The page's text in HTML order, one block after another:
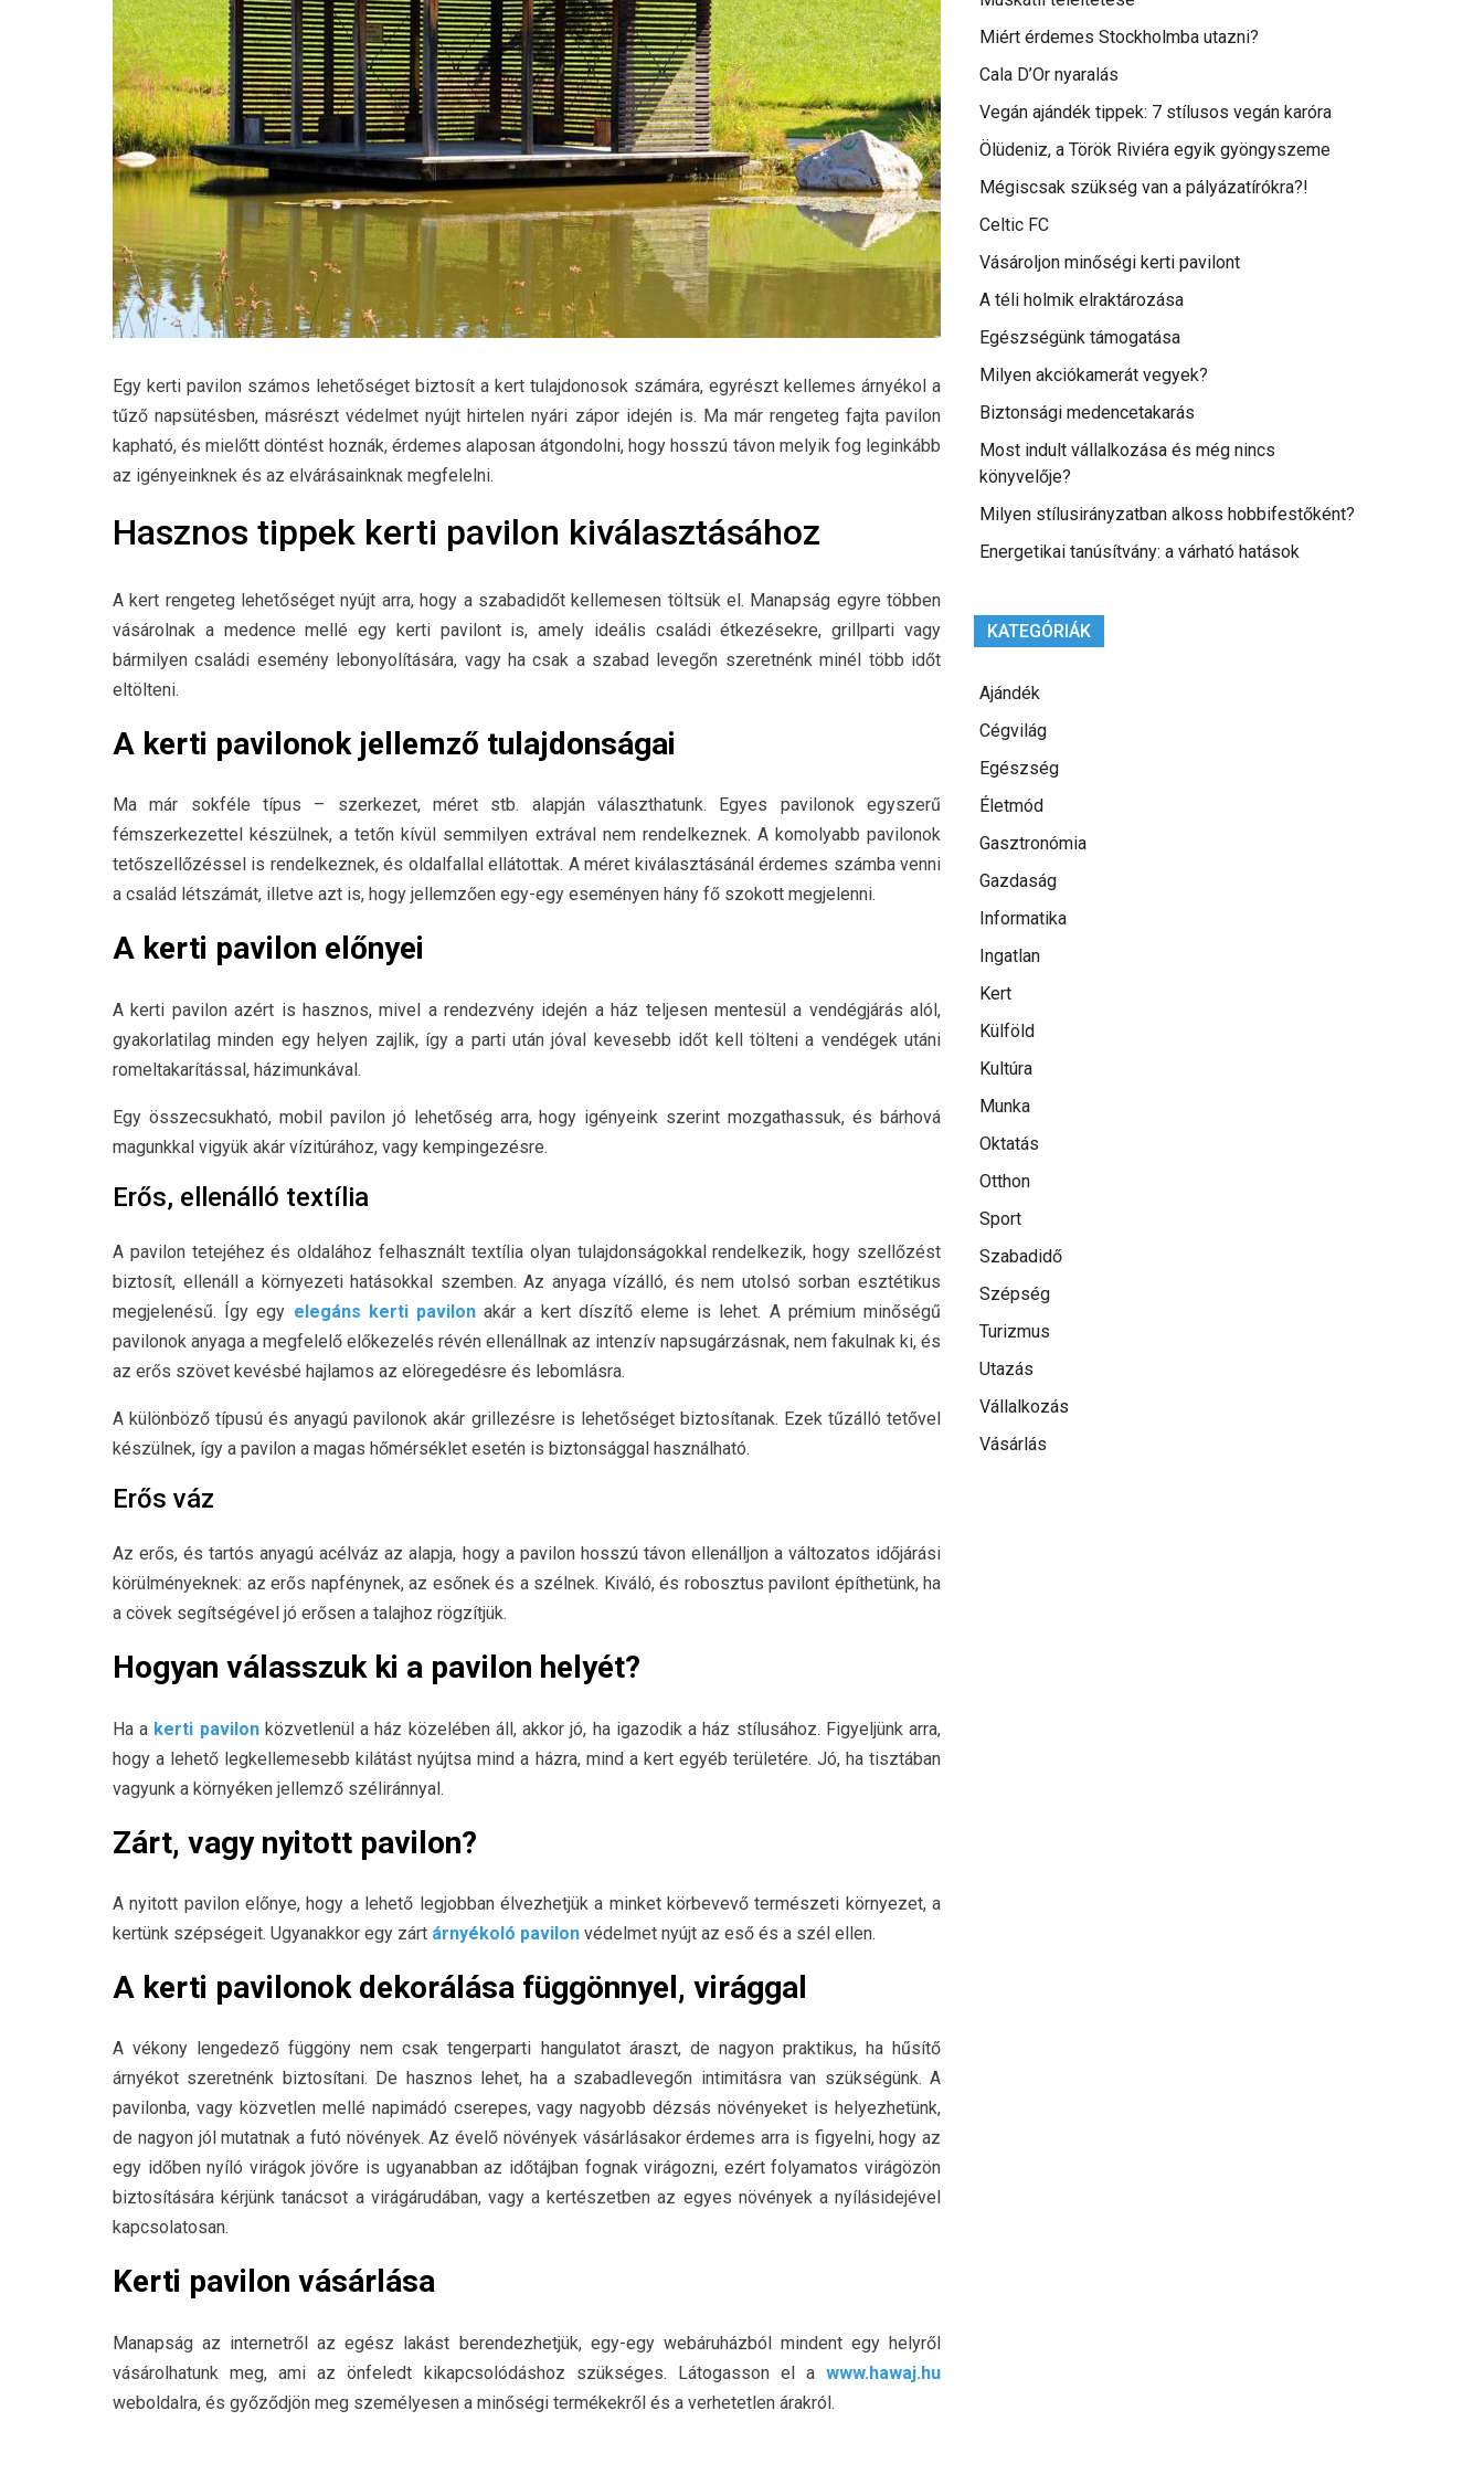
Egy kerti pavilon számos lehetőséget biztosít a kert tulajdonosok számára, egyrészt kellemes árnyékol a
tűző napsütésben, másrészt védelmet nyújt hirtelen nyári zápor idején is. Ma már rengeteg fajta pavilon
kapható, és mielőtt döntést hoznák, érdemes alaposan átgondolni, hogy hosszú távon melyik fog leginkább
az igényeinknek és az elvárásainknak megfelelni.
Hasznos tippek kerti pavilon kiválasztásához
A kert rengeteg lehetőséget nyújt arra, hogy a szabadidőt kellemesen töltsük el. Manapság egyre többen
vásárolnak a medence mellé egy kerti pavilont is, amely ideális családi étkezésekre, grillparti vagy
bármilyen családi esemény lebonyolítására, vagy ha csak a szabad levegőn szeretnénk minél több időt
eltölteni.
A kerti pavilonok jellemző tulajdonságai
Ma már sokféle típus – szerkezet, méret stb. alapján választhatunk. Egyes pavilonok egyszerű
fémszerkezettel készülnek, a tetőn kívül semmilyen extrával nem rendelkeznek. A komolyabb pavilonok
tetőszellőzéssel is rendelkeznek, és oldalfallal ellátottak. A méret kiválasztásánál érdemes számba venni
a család létszámát, illetve azt is, hogy jellemzően egy-egy eseményen hány fő szokott megjelenni.
A kerti pavilon előnyei
A kerti pavilon azért is hasznos, mivel a rendezvény idején a ház teljesen mentesül a vendégjárás alól,
gyakorlatilag minden egy helyen zajlik, így a parti után jóval kevesebb időt kell tölteni a vendégek utáni
romeltakarítással, házimunkával.
Egy összecsukható, mobil pavilon jó lehetőség arra, hogy igényeink szerint mozgathassuk, és bárhová
magunkkal vigyük akár vízitúrához, vagy kempingezésre.
Erős, ellenálló textília
A pavilon tetejéhez és oldalához felhasznált textília olyan tulajdonságokkal rendelkezik, hogy szellőzést
biztosít, ellenáll a környezeti hatásokkal szemben. Az anyaga vízálló, és nem utolsó sorban esztétikus
megjelenésű. Így egy elegáns kerti pavilon akár a kert díszítő eleme is lehet. A prémium minőségű
pavilonok anyaga a megfelelő előkezelés révén ellenállnak az intenzív napsugárzásnak, nem fakulnak ki, és
az erős szövet kevésbé hajlamos az elöregedésre és lebomlásra.
A különböző típusú és anyagú pavilonok akár grillezésre is lehetőséget biztosítanak. Ezek tűzálló tetővel
készülnek, így a pavilon a magas hőmérséklet esetén is biztonsággal használható.
Erős váz
Az erős, és tartós anyagú acélváz az alapja, hogy a pavilon hosszú távon ellenálljon a változatos időjárási
körülményeknek: az erős napfénynek, az esőnek és a szélnek. Kiváló, és robosztus pavilont építhetünk, ha
a cövek segítségével jó erősen a talajhoz rögzítjük.
Hogyan válasszuk ki a pavilon helyét?
Ha a kerti pavilonközvetlenül a ház közelében áll, akkor jó, ha igazodik a ház stílusához. Figyeljünk arra,
hogy a lehető legkellemesebb kilátást nyújtsa mind a házra, mind a kert egyéb területére. Jó, ha tisztában
vagyunk a környéken jellemző széliránnyal.
Zárt, vagy nyitott pavilon?
A nyitott pavilon előnye, hogy a lehető legjobban élvezhetjük a minket körbevevő természeti környezet, a
kertünk szépségeit. Ugyanakkor egy zárt árnyékoló pavilon védelmet nyújt az eső és a szél ellen.
A kerti pavilonok dekorálása függönnyel, virággal
A vékony lengedező függöny nem csak tengerparti hangulatot áraszt, de nagyon praktikus, ha hűsítő
árnyékot szeretnénk biztosítani. De hasznos lehet, ha a szabadlevegőn intimitásra van szükségünk. A
pavilonba, vagy közvetlen mellé napimádó cserepes, vagy nagyobb dézsás növényeket is helyezhetünk,
de nagyon jól mutatnak a futó növények. Az évelő növények vásárlásakor érdemes arra is figyelni, hogy az
egy időben nyíló virágok jövőre is ugyanabban az időtájban fognak virágozni, ezért folyamatos virágözön
biztosítására kérjünk tanácsot a virágárudában, vagy a kertészetben az egyes növények a nyílásidejével
kapcsolatosan.
Kerti pavilon vásárlása
Manapság az internetről az egész lakást berendezhetjük, egy-egy webáruházból mindent egy helyről
vásárolhatunk meg, ami az önfeledt kikapcsolódáshoz szükséges. Látogasson el a www.hawaj.hu
weboldalra, és győződjön meg személyesen a minőségi termékekről és a verhetetlen árakról.
Miért érdemes Stockholmba utazni?
Cala D’Or nyaralás
Vegán ajándék tippek: 7 stílusos vegán karóra
Ölüdeniz, a Török Riviéra egyik gyöngyszeme
Mégiscsak szükség van a pályázatírókra?!
Celtic FC
Vásároljon minőségi kerti pavilont
A téli holmik elraktározása
Egészségünk támogatása
Milyen akciókamerát vegyek?
Biztonsági medencetakarás
Most indult vállalkozása és még nincs
könyvelője?
Milyen stílusirányzatban alkoss hobbifestőként?
Energetikai tanúsítvány: a várható hatások
KATEGÓRIÁK
Ajándék
Cégvilág
Egészség
Életmód
Gasztronómia
Gazdaság
Informatika
Ingatlan
Kert
Külföld
Kultúra
Munka
Oktatás
Otthon
Sport
Szabadidő
Szépség
Turizmus
Utazás
Vállalkozás
Vásárlás